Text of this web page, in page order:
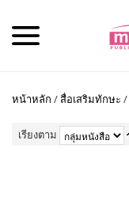
หน้าหลัก /สื่อเสริมทักษะ /
เรียงตาม